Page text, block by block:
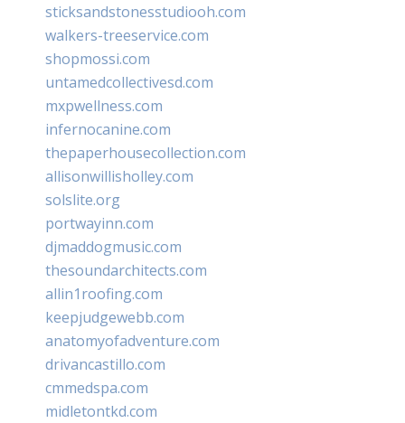
sticksandstonesstudiooh.com
walkers-treeservice.com
shopmossi.com
untamedcollectivesd.com
mxpwellness.com
infernocanine.com
thepaperhousecollection.com
allisonwillisholley.com
solslite.org
portwayinn.com
djmaddogmusic.com
thesoundarchitects.com
allin1roofing.com
keepjudgewebb.com
anatomyofadventure.com
drivancastillo.com
cmmedspa.com
midletontkd.com